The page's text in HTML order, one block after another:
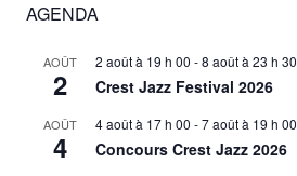
AGENDA
AOÛT
2
2 août à 19 h 00 -8 août à 23 h 30
Crest Jazz Festival 2026
AOÛT
4
4 août à 17 h 00 -7 août à 19 h 00
Concours Crest Jazz 2026